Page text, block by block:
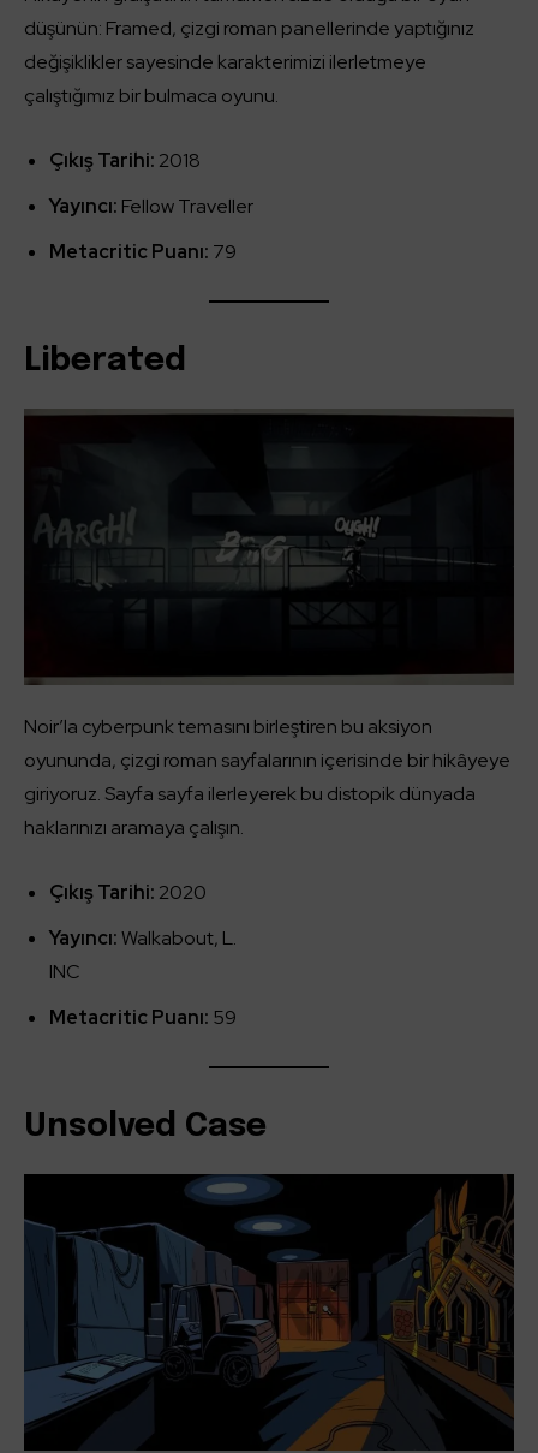
düşünün: Framed, çizgi roman panellerinde yaptığınız
değişiklikler sayesinde karakterimizi ilerletmeye
çalıştığımız bir bulmaca oyunu.
Çıkış Tarihi: 2018
Yayıncı: Fellow Traveller
Metacritic Puanı: 79
Liberated
Noir’la cyberpunk temasını birleştiren bu aksiyon
oyununda, çizgi roman sayfalarının içerisinde bir hikâyeye
giriyoruz. Sayfa sayfa ilerleyerek bu distopik dünyada
haklarınızı aramaya çalışın.
Çıkış Tarihi: 2020
Yayıncı:Walkabout, L.
INC
Metacritic Puanı: 59
Unsolved Case